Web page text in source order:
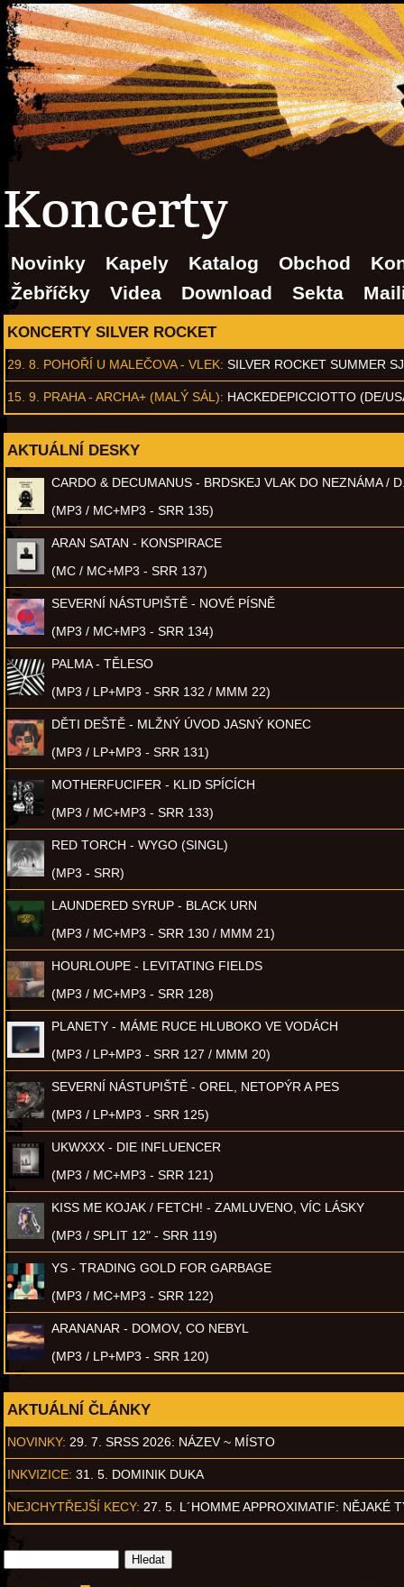
Koncerty
Novinky Kapely Katalog Obchod
Žebříčky
Videa Download Sekta
KONCERTY SILVER ROCKET
29. 8. POHOŘÍ U MALEČOVA - VLEK: SILVER ROCKET SUMMER
15. 9. PRAHA - ARCHA+ (MALÝ SÁL): HACKEDEPICCIOTTO (DE/
AKTUÁLNÍ DESKY
CARDO & DECUMANUS - BRDSKEJ VLAK DO NEZNÁMA /
(MP3 / MC+MP3 - SRR 135)
ARAN SATAN - KONSPIRACE
(MC / MC+MP3 - SRR 137)
SEVERNÍ NÁSTUPIŠTĚ - NOVÉ PÍSNĚ
(MP3 / MC+MP3 - SRR 134)
PALMA - TĚLESO
(MP3 / LP+MP3 - SRR 132 / MMM 22)
DĚTI DEŠTĚ - MLŽNÝ ÚVOD JASNÝ KONEC
(MP3 / LP+MP3 - SRR 131)
MOTHERFUCIFER - KLID SPÍCÍCH
(MP3 / MC+MP3 - SRR 133)
RED TORCH - WYGO (SINGL)
(MP3 - SRR)
LAUNDERED SYRUP - BLACK URN
(MP3 / MC+MP3 - SRR 130 / MMM 21)
HOURLOUPE - LEVITATING FIELDS
(MP3 / MC+MP3 - SRR 128)
PLANETY - MÁME RUCE HLUBOKO VE VODÁCH
(MP3 / LP+MP3 - SRR 127 / MMM 20)
SEVERNÍ NÁSTUPIŠTĚ - OREL, NETOPÝR A PES
(MP3 / LP+MP3 - SRR 125)
UKWXXX - DIE INFLUENCER
(MP3 / MC+MP3 - SRR 121)
KISS ME KOJAK / FETCH! - ZAMLUVENO, VÍC LÁSKY
(MP3 / SPLIT 12" - SRR 119)
YS - TRADING GOLD FOR GARBAGE
(MP3 / MC+MP3 - SRR 122)
ARANANAR - DOMOV, CO NEBYL
(MP3 / LP+MP3 - SRR 120)
AKTUÁLNÍ ČLÁNKY
NOVINKY: 29. 7. SRSS 2026: NÁZEV ~ MÍSTO
INKVIZICE: 31. 5. DOMINIK DUKA
NEJCHYTŘEJŠÍ KECY: 27. 5. L´HOMME APPROXIMATIF: NĚJAKÉ